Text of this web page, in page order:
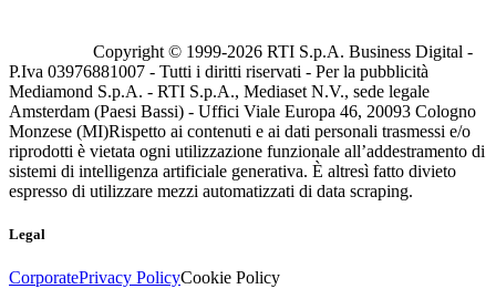
Copyright © 1999-2026 RTI S.p.A. Business Digital -
P.Iva 03976881007 - Tutti i diritti riservati - Per la pubblicità
Mediamond S.p.A. - RTI S.p.A., Mediaset N.V., sede legale
Amsterdam (Paesi Bassi) - Uffici Viale Europa 46, 20093 Cologno
Monzese (MI)Rispetto ai contenuti e ai dati personali trasmessi e/o
riprodotti è vietata ogni utilizzazione funzionale all’addestramento di
sistemi di intelligenza artificiale generativa. È altresì fatto divieto
espresso di utilizzare mezzi automatizzati di data scraping.
Legal
CorporatePrivacy PolicyCookie Policy